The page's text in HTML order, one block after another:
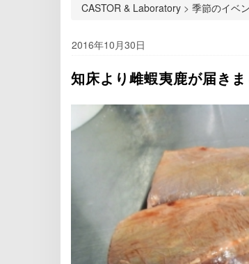
CASTOR & Laboratory > 季節のイベ
2016年10月30日
知床より雌蝦夷鹿が届きま